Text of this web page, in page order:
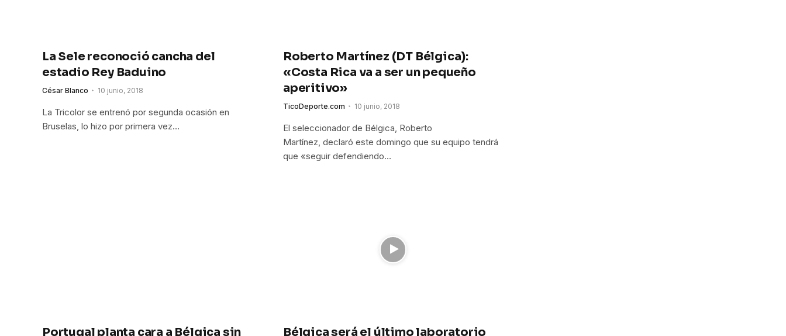
La Sele reconoció cancha del
estadio Rey Baduino
César Blanco 10 junio, 2018
La Tricolor se entrenó por segunda ocasión en
Bruselas, lo hizo por primera vez…
Roberto Martínez (DT Bélgica):
«Costa Rica va a ser un pequeño
aperitivo»
TicoDeporte.com 10 junio, 2018
El seleccionador de Bélgica, Roberto
Martínez, declaró este domingo que su equipo tendrá
que «seguir defendiendo…
Portugal planta cara a Bélgica sin Bélgica será el último laboratorio